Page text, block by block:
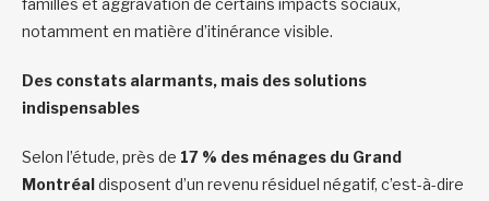
familles et aggravation de certains impacts sociaux,
notamment en matière d’itinérance visible.
Des constats alarmants, mais des solutions
indispensables
Selon l’étude, près de 17 % des ménages du Grand
Montréaldisposent d’un revenu résiduel négatif, c’est-à-dire